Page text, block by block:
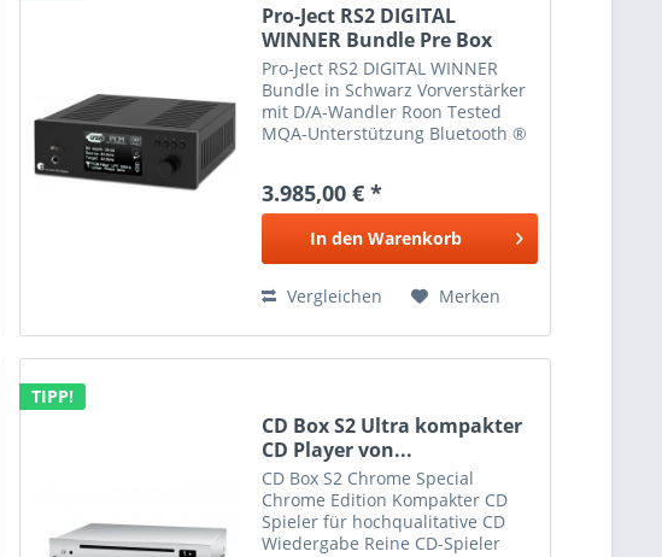
Pro-Ject RS2 DIGITAL
WINNER Bundle Pre Box
RS2...
Pro-Ject RS2 DIGITAL WINNER
Bundle in Schwarz Vorverstärker
mit D/A-Wandler Roon Tested
MQA-Unterstützung Bluetooth ®
A-Transistor-/Röhren-
Ausgangsstufe Unsere Besten:
3.985,00 € *
In den Warenkorb
Vergleichen Merken
TIPP!
CD Box S2 Ultra kompakter
CD Player von...
CD Box S2 Chrome Special
Chrome Edition Kompakter CD
Spieler für hochqualitative CD
Wiedergabe Reine CD-Spieler